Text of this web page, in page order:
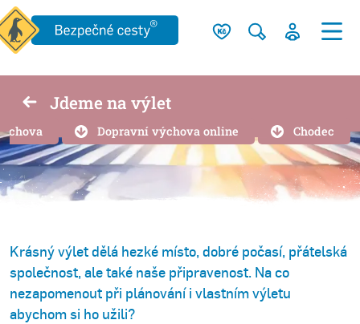
Jdeme na výlet
Dopravní výchova online Chodec
Krásný výlet dělá hezké místo, dobré počasí, přátelská
společnost, ale také naše připravenost. Na co
nezapomenout při plánování i vlastním výletu
abychom si ho užili?